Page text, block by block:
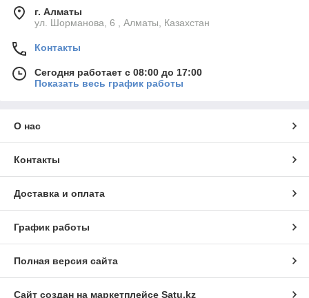
г. Алматы
ул. Шорманова, 6 , Алматы, Казахстан
Контакты
Сегодня работает с 08:00 до 17:00
Показать весь график работы
О нас
Контакты
Доставка и оплата
График работы
Полная версия сайта
Сайт создан на маркетплейсе Satu.kz